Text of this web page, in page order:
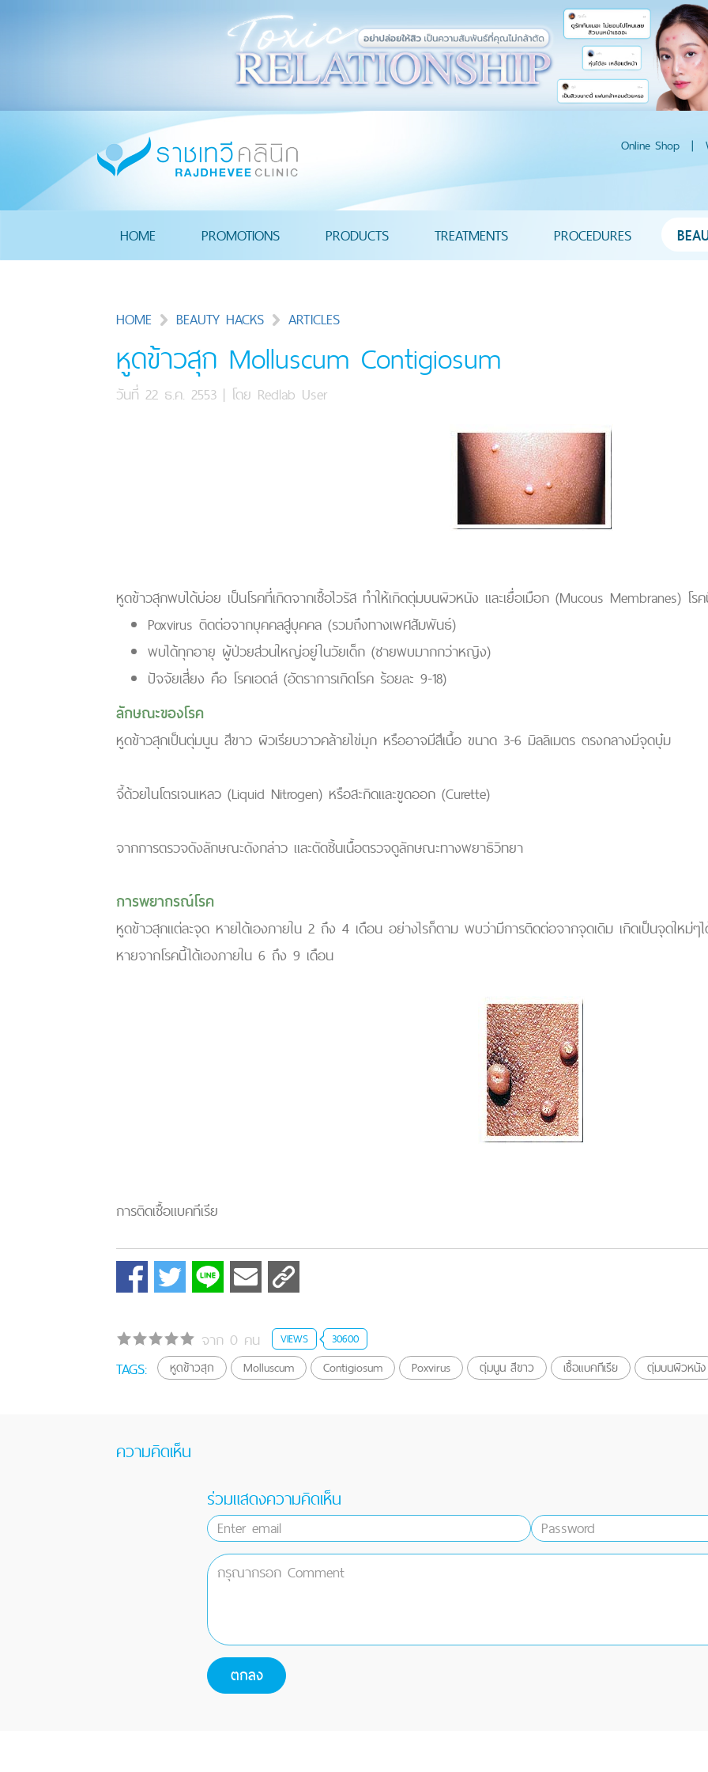
Online Shop |
HOME PROMOTIONS PRODUCTS TREATMENTS PROCEDURES
HOME BEAUTY HACKS ARTICLES
หูดข้าวสุก Molluscum Contigiosum
วันที่ 22 ธ.ค. 2553 | โดย Redlab User
หูดข้าวสุกพบได้บ่อย เป็นโรคที่เกิดจากเชื้อไวรัส ทำให้เกิดตุ่มบนผิวหนัง และเยื่อเมือก (Mucous Membranes) โร
Poxvirus ติดต่อจากบุคคลสู่บุคคล (รวมถึงทางเพศสัมพันธ์)
พบได้ทุกอายุ ผู้ป่วยส่วนใหญ่อยู่ในวัยเด็ก (ชายพบมากกว่าหญิง)
ปัจจัยเสี่ยง คือ โรคเอดส์ (อัตราการเกิดโรค ร้อยละ 9-18)
ลักษณะของโรค
หูดข้าวสุกเป็นตุ่มนูน สีขาว ผิวเรียบวาวคล้ายไข่มุก หรืออาจมีสีเนื้อ ขนาด 3-6 มิลลิเมตร ตรงกลางมีจุดบุ๋ม
จี้ด้วยไนโตรเจนเหลว (Liquid Nitrogen) หรือสะกิดและขูดออก (Curette)
จากการตรวจดังลักษณะดังกล่าว และตัดชิ้นเนื้อตรวจดูลักษณะทางพยาธิวิทยา
การพยากรณ์โรค
หูดข้าวสุกแต่ละจุด หายได้เองภายใน 2 ถึง 4 เดือน อย่างไรก็ตาม พบว่ามีการติดต่อจากจุดเดิม เกิดเป็นจุดใหม่
หายจากโรคนี้ได้เองภายใน 6 ถึง 9 เดือน
การติดเชื้อแบคทีเรีย
จาก 0 คน VIEWS 30600
TAGS: หูดข้าวสุก Molluscum Contigiosum Poxvirus ตุ่มนูน สีขาว เชื้อแบคทีเรีย ตุ่มบนผิวหนัง
ความคิดเห็น
ร่วมแสดงความคิดเห็น